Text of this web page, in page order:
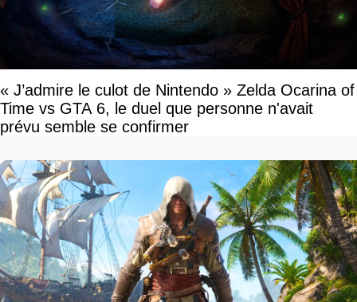
« J’admire le culot de Nintendo » Zelda Ocarina of
Time vs GTA 6, le duel que personne n'avait
prévu semble se confirmer